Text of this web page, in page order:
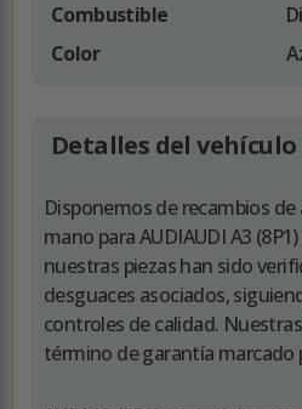
Combustible
Color
Detalles del vehículo
Disponemos de recambios
mano para AUDIAUDI A3
nuestras piezas han sido
desguaces asociados,
controles de calidad.
término de garantía marcado